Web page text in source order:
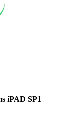
iPAD SP1